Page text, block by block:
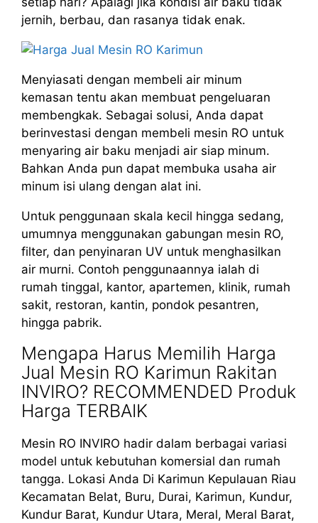
jernih, berbau, dan rasanya tidak enak.
Menyiasati dengan membeli air minum
kemasan tentu akan membuat pengeluaran
membengkak. Sebagai solusi, Anda dapat
berinvestasi dengan membeli mesin RO untuk
menyaring air baku menjadi air siap minum.
Bahkan Anda pun dapat membuka usaha air
minum isi ulang dengan alat ini.
Untuk penggunaan skala kecil hingga sedang,
umumnya menggunakan gabungan mesin RO,
filter, dan penyinaran UV untuk menghasilkan
air murni. Contoh penggunaannya ialah di
rumah tinggal, kantor, apartemen, klinik, rumah
sakit, restoran, kantin, pondok pesantren,
hingga pabrik.
Mengapa Harus Memilih Harga
Jual Mesin RO Karimun Rakitan
INVIRO? RECOMMENDED Produk
Harga TERBAIK
Mesin RO INVIRO hadir dalam berbagai variasi
model untuk kebutuhan komersial dan rumah
tangga. Lokasi Anda Di Karimun Kepulauan Riau
Kecamatan Belat, Buru, Durai, Karimun, Kundur,
Kundur Barat, Kundur Utara, Meral, Meral Barat,